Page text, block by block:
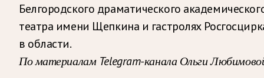
Белгородского драматического
театра имени Щепкина и гастролях
в области.
По материалам Telegram-канала Ольги